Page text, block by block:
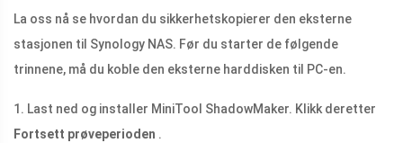
La oss nå se hvordan du sikkerhetskopierer den eksterne
stasjonen til Synology NAS. Før du starter de følgende
trinnene, må du koble den eksterne harddisken til PC-en.
1. Last ned og installer MiniTool ShadowMaker. Klikk deretter
Fortsett prøveperioden .